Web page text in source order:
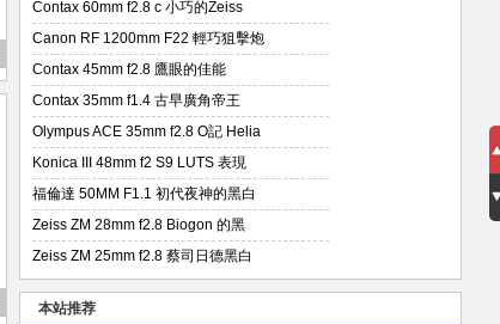
Contax 60mm f2.8 c 小巧的Zeiss
Canon RF 1200mm F22 輕巧狙擊炮
Contax 45mm f2.8 鷹眼的佳能
Contax 35mm f1.4 古早廣角帝王
Olympus ACE 35mm f2.8 O記 Helia
Konica III 48mm f2 S9 LUTS 表現
福倫達 50MM F1.1 初代夜神的黑白
Zeiss ZM 28mm f2.8 Biogon 的黑
Zeiss ZM 25mm f2.8 蔡司日德黑白
本站推荐